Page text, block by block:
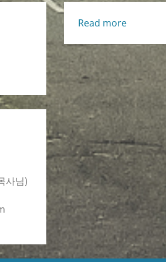
사님)
Read more:
Life
[Thu.,
8/7/2025]